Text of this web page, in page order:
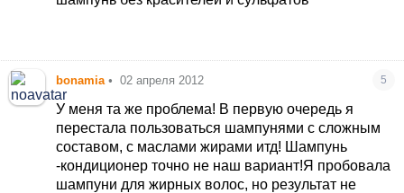
bonamia • 02 апреля 2012 5
У меня та же проблема! В первую очередь я
перестала пользоваться шампунями с сложным
составом, с маслами жирами итд! Шампунь
-кондиционер точно не наш вариант!Я пробовала
шампуни для жирных волос, но результат не